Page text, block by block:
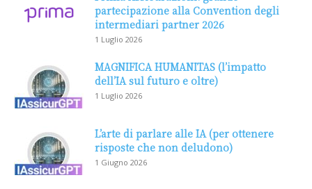
partecipazione alla Convention degli
intermediari partner 2026
1 Luglio 2026
MAGNIFICA HUMANITAS (l’impatto
dell’IA sul futuro e oltre)
1 Luglio 2026
L’arte di parlare alle IA (per ottenere
risposte che non deludono)
1 Giugno 2026